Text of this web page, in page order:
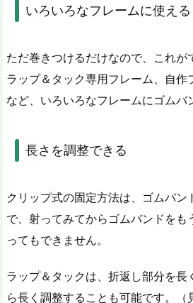
いろいろなフレームに使える
ただ巻きつけるだけなので、これが
ラップ＆タック専用フレーム、自作
など、いろいろなフレームにゴムバ
長さを調整できる
クリップ式の固定方法は、ゴムバン
で、射ってみてからゴムバンドをも
ってもできません。
ラップ＆タックは、折返し部分を長
ら長く調整することも可能です。（